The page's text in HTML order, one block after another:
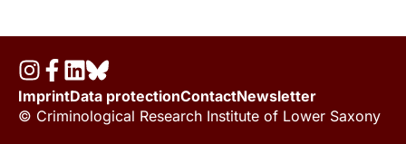
ImprintData protectionContactNewsletter
© Criminological Research Institute of Lower Saxony